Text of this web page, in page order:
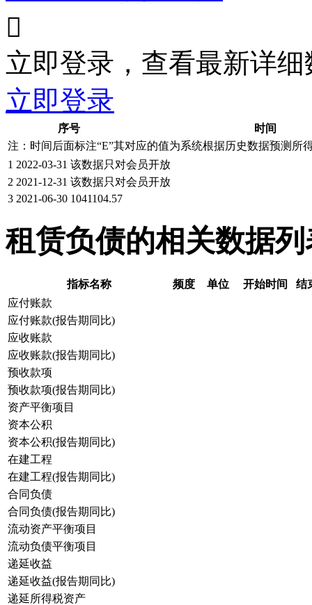

立即登录，查看最新详细
立即登录
序号
时间
注：时间后面标注“E”其对应的值为系统根据历史数据预测所
1 2022-03-31 该数据只对会员开放
2 2021-12-31 该数据只对会员开放
3 2021-06-30 1041104.57
租赁负债的相关数据列
指标名称 频度 单位 开始时间
结
应付账款
应付账款(报告期同比)
应收账款
应收账款(报告期同比)
预收款项
预收款项(报告期同比)
资产平衡项目
资本公积
资本公积(报告期同比)
在建工程
在建工程(报告期同比)
合同负债
合同负债(报告期同比)
流动资产平衡项目
流动负债平衡项目
递延收益
递延收益(报告期同比)
递延所得税资产